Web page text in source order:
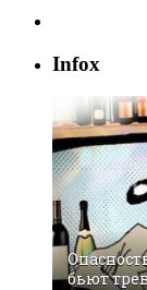
Infox
бьют